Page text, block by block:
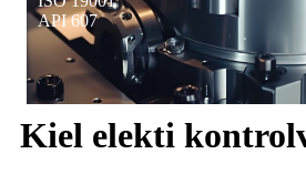
API 607
Kiel elekti